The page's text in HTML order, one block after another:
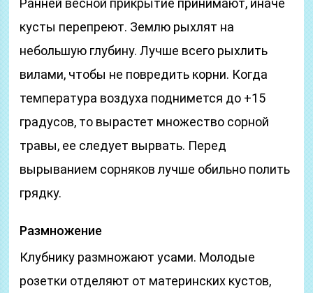
Ранней весной прикрытие принимают, иначе
кусты перепреют. Землю рыхлят на
небольшую глубину. Лучше всего рыхлить
вилами, чтобы не повредить корни. Когда
температура воздуха поднимется до +15
градусов, то вырастет множество сорной
травы, ее следует вырвать. Перед
вырыванием сорняков лучше обильно полить
грядку.
Размножение
Клубнику размножают усами. Молодые
розетки отделяют от материнских кустов,